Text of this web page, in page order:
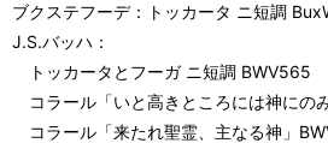
ブクステフーデ：トッカータ ニ短調
J.S.バッハ：
トッカータとフーガ ニ短調 BWV565
コラール「いと高きところには神にの
コラール「来たれ聖霊、主なる神」